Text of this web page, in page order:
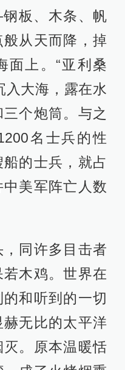
板、木条、帆
从天而降，掉
面上。“亚利桑
入大海，露在水
个炮筒。与之
名士兵的性
的士兵，就占
美军阵亡人数
同许多目击者
木鸡。世界在
和听到的一切
无比的太平洋
。原本温暖恬